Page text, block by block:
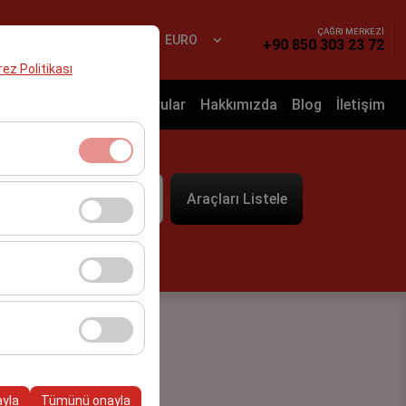
Politikası
Devre dışı
analiz
için kullanılır.
Tümünü onayla
EURO
ÇAĞRI MERKEZİ
+90 850 303 23 72
Sık Sorulan Sorular Hakkımızda Blog İletişim
09:00 Araçları Listele